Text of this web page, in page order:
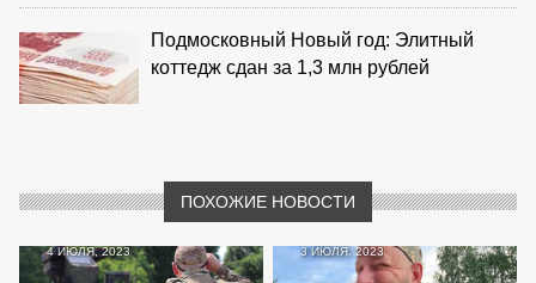
Подмосковный Новый год: Элитный
коттедж сдан за 1,3 млн рублей
ПОХОЖИЕ НОВОСТИ
4 ИЮЛЯ, 2023 3 ИЮЛЯ, 2023